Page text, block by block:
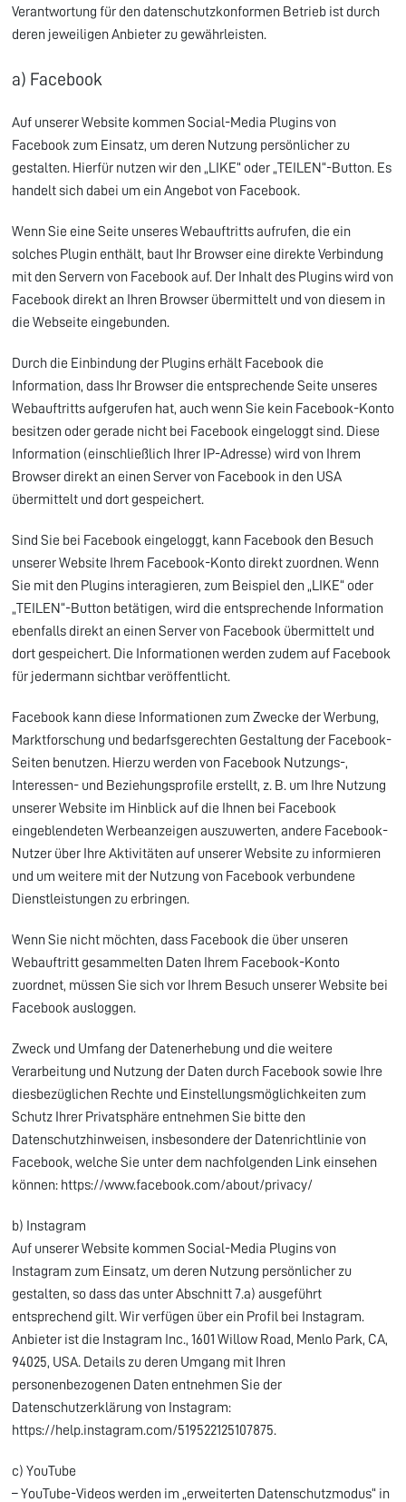
Verantwortung für den datenschutzkonformen Betrieb ist durch
deren jeweiligen Anbieter zu gewährleisten.
a) Facebook
Auf unserer Website kommen Social-Media Plugins von
Facebook zum Einsatz, um deren Nutzung persönlicher zu
gestalten. Hierfür nutzen wir den „LIKE“ oder „TEILEN“-Button. Es
handelt sich dabei um ein Angebot von Facebook.
Wenn Sie eine Seite unseres Webauftritts aufrufen, die ein
solches Plugin enthält, baut Ihr Browser eine direkte Verbindung
mit den Servern von Facebook auf. Der Inhalt des Plugins wird von
Facebook direkt an Ihren Browser übermittelt und von diesem in
die Webseite eingebunden.
Durch die Einbindung der Plugins erhält Facebook die
Information, dass Ihr Browser die entsprechende Seite unseres
Webauftritts aufgerufen hat, auch wenn Sie kein Facebook-Konto
besitzen oder gerade nicht bei Facebook eingeloggt sind. Diese
Information (einschließlich Ihrer IP-Adresse) wird von Ihrem
Browser direkt an einen Server von Facebook in den USA
übermittelt und dort gespeichert.
Sind Sie bei Facebook eingeloggt, kann Facebook den Besuch
unserer Website Ihrem Facebook-Konto direkt zuordnen. Wenn
Sie mit den Plugins interagieren, zum Beispiel den „LIKE“ oder
„TEILEN“-Button betätigen, wird die entsprechende Information
ebenfalls direkt an einen Server von Facebook übermittelt und
dort gespeichert. Die Informationen werden zudem auf Facebook
für jedermann sichtbar veröffentlicht.
Facebook kann diese Informationen zum Zwecke der Werbung,
Marktforschung und bedarfsgerechten Gestaltung der Facebook-
Seiten benutzen. Hierzu werden von Facebook Nutzungs-,
Interessen- und Beziehungsprofile erstellt, z. B. um Ihre Nutzung
unserer Website im Hinblick auf die Ihnen bei Facebook
eingeblendeten Werbeanzeigen auszuwerten, andere Facebook-
Nutzer über Ihre Aktivitäten auf unserer Website zu informieren
und um weitere mit der Nutzung von Facebook verbundene
Dienstleistungen zu erbringen.
Wenn Sie nicht möchten, dass Facebook die über unseren
Webauftritt gesammelten Daten Ihrem Facebook-Konto
zuordnet, müssen Sie sich vor Ihrem Besuch unserer Website bei
Facebook ausloggen.
Zweck und Umfang der Datenerhebung und die weitere
Verarbeitung und Nutzung der Daten durch Facebook sowie Ihre
diesbezüglichen Rechte und Einstellungsmöglichkeiten zum
Schutz Ihrer Privatsphäre entnehmen Sie bitte den
Datenschutzhinweisen, insbesondere der Datenrichtlinie von
Facebook, welche Sie unter dem nachfolgenden Link einsehen
können: https://www.facebook.com/about/privacy/
b) Instagram
Auf unserer Website kommen Social-Media Plugins von
Instagram zum Einsatz, um deren Nutzung persönlicher zu
gestalten, so dass das unter Abschnitt 7.a) ausgeführt
entsprechend gilt. Wir verfügen über ein Profil bei Instagram.
Anbieter ist die Instagram Inc., 1601 Willow Road, Menlo Park, CA,
94025, USA. Details zu deren Umgang mit Ihren
personenbezogenen Daten entnehmen Sie der
Datenschutzerklärung von Instagram:
https://help.instagram.com/519522125107875.
c) YouTube
– YouTube-Videos werden im „erweiterten Datenschutzmodus“ in